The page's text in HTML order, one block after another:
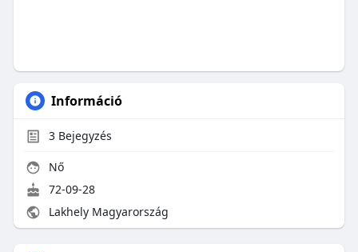
Információ
3Bejegyzés
Nő
72-09-28
Lakhely Magyarország